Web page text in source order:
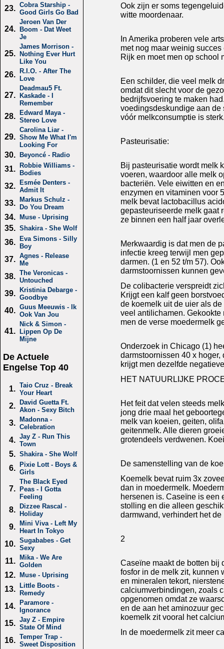
23. Cobra Starship -
Good Girls Go Bad
24.
Jeroen Van Der
Boom - Dat Weet
Je
25.
James Morrison -
Nothing Ever Hurt
Like You
26. R.I.O. - After The
Love
27.
Deadmau5 Ft.
Kaskade - I
Remember
28. Edward Maya -
Stereo Love
29.
Carolina Liar -
Show Me What I'm
Looking For
30. Beyoncé - Radio
31. Robbie Williams -
Bodies
32. Esmée Denters -
Admit It
33. Markus Schulz -
Do You Dream
34. Muse - Uprising
35. Shakira - She Wolf
36. Eva Simons - Silly
Boy
37. Agnes - Release
Me
38. The Veronicas -
Untouched
39. Kristinia Debarge -
Goodbye
40. Guus Meeuwis - Ik
Ook Van Jou
41.
Nick & Simon -
Lippen Op De
Mijne
De Actuele
Engelse Top 40
1. Taio Cruz - Break
Your Heart
2.
David Guetta Ft.
Akon - Sexy Bitch
3.
Madonna -
Celebration
4. Jay Z - Run This
Town
5. Shakira - She Wolf
6.
Pixie Lott - Boys &
Girls
7.
The Black Eyed
Peas - I Gotta
Feeling
8.
Dizzee Rascal -
Holiday
9.
Mini Viva - Left My
Heart In Tokyo
10. Sugababes - Get
Sexy
11.
Mika - We Are
Golden
12. Muse - Uprising
13.
Little Boots -
Remedy
14.
Paramore -
Ignorance
15. Jay Z - Empire
State Of Mind
16. Temper Trap -
Sweet Disposition
Ook zijn er soms
witte moordenaar.
In Amerika proberen vele
met nog maar weinig
Rijk en moet men op school
Een schilder, die veel melk
omdat dit slecht voor de
bedrijfsvoering te maken
voedingsdeskundige aan de
vóór melkconsumptie is
Pasteurisatie:
Bij pasteurisatie wordt melk
voeren, waardoor alle melk
bacteriën. Vele eiwitten en
enzymen en vitaminen voor
melk bevat lactobacillus
gepasteuriseerde melk gaat
ze binnen een half jaar
Merkwaardig is dat men de
infectie kreeg terwijl men
darmen. (1 en 52 t/m 57).
darmstoornissen kunnen
De colibacterie verspreidt
Krijgt een kalf geen
de koemelk uit de uier als
veel antilichamen.
men de verse moedermelk
Onderzoek in Chicago (1)
darmstoornissen 40 x
krijgt men dezelfde
HET NATUURLIJKE
Het feit dat velen steeds
jong drie maal het
melk van koeien, geiten,
geitenmelk. Alle dieren
grotendeels verdwenen.
De samenstelling van de
Koemelk bevat ruim 3x
dan in moedermelk.
hersenen is. Caseïne is een
stolling en die alleen
darmwand, verhindert het
2
Caseïne maakt de botten bij
fosfor in de melk zit, kunnen
en mineralen tekort,
calciumverbindingen, zoals
opgenomen omdat ze
en de aan het aminozuur
koemelk zit vooral het
In de moedermelk zit meer